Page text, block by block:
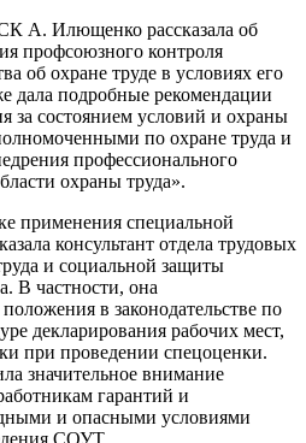
А. Илющенко рассказала об
профсоюзного контроля
об охране труде в условиях его
дала подробные рекомендации
за состоянием условий и охраны
по охране труда и
профессионального
охраны труда».
применения специальной
консультант отдела трудовых
и социальной защиты
В частности, она
в законодательстве по
декларирования рабочих мест,
при проведении спецоценки.
значительное внимание
гарантий и
и опасными условиями
СОУТ.